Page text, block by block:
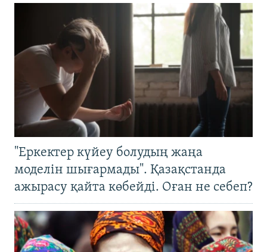
"Еркектер күйеу болудың жаңа
моделін шығармады". Қазақстанда
ажырасу қайта көбейді. Оған не себеп?